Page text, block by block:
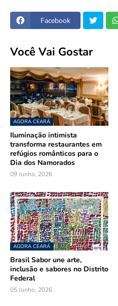
Facebook
Você Vai Gostar
AGORA CEARÁ
Iluminação intimista
transforma restaurantes em
refúgios românticos para o
Dia dos Namorados
09 Junho, 2026
AGORA CEARÁ
Brasil Sabor une arte,
inclusão e sabores no Distrito
Federal
05 Junho, 2026